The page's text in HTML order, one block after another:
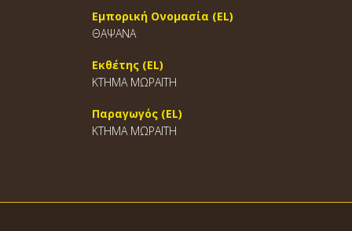
Εμπορική Ονομασία (EL)
ΘΑΨΑΝΑ
Εκθέτης (EL)
ΚΤΗΜΑ ΜΩΡΑΪΤΗ
Παραγωγός (EL)
ΚΤΗΜΑ ΜΩΡΑΪΤΗ